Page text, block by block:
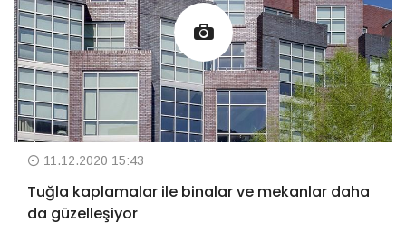
11.12.2020 15:43
Tuğla kaplamalar ile binalar ve mekanlar daha
da güzelleşiyor